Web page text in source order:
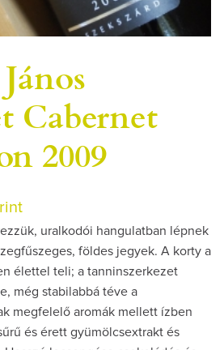
Cabernet
2009
uralkodói hangulatban lépnek
földes jegyek. A korty a
élettel teli; a tanninszerkezet
még stabilabbá téve a
megfelelő aromák mellett ízben
és érett gyümölcsextrakt és